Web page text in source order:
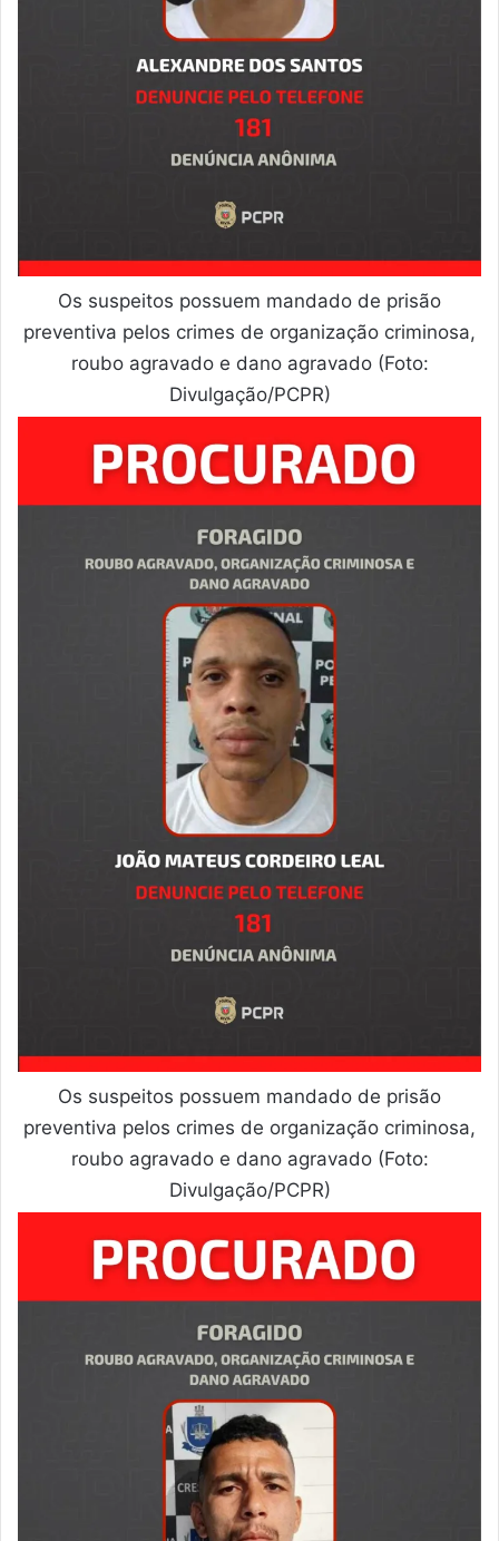
Os suspeitos possuem mandado de prisão
preventiva pelos crimes de organização criminosa,
roubo agravado e dano agravado (Foto:
Divulgação/PCPR)
Os suspeitos possuem mandado de prisão
preventiva pelos crimes de organização criminosa,
roubo agravado e dano agravado (Foto:
Divulgação/PCPR)